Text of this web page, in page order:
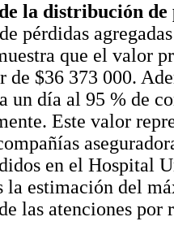
la distribución de
pérdidas
que el valor
de $36 373 000.
un día al 95 % de
Este valor
en el Hospital
la estimación del
las atenciones por